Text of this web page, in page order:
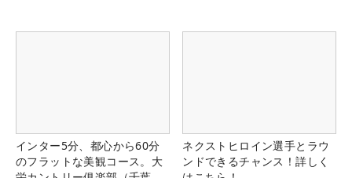
インター5分、都心から60分
のフラットな美観コース。大
ネクストヒロイン選手とラウ
ンドできるチャンス！詳しく